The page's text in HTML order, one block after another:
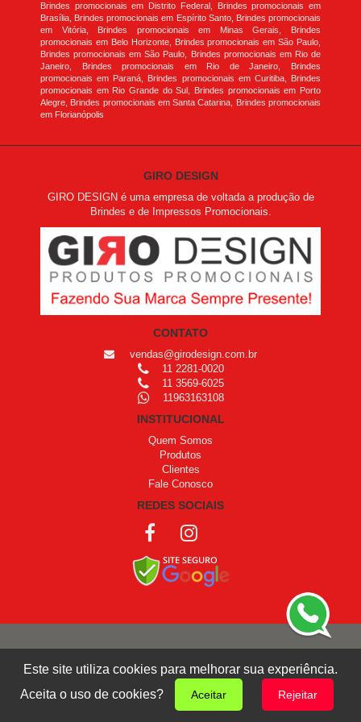
Brindes promocionais em Distrito Federal, Brindes promocionais em
Brasília, Brindes promocionais em Espírito Santo, Brindes promocionais
em Vitória, Brindes promocionais em Minas Gerais, Brindes
promocionais em Belo Horizonte, Brindes promocionais em São Paulo,
Brindes promocionais em São Paulo, Brindes promocionais em Rio de
Janeiro, Brindes promocionais em Rio de Janeiro, Brindes
promocionais em Paraná, Brindes promocionais em Curitiba, Brindes
promocionais em Rio Grande do Sul, Brindes promocionais em Porto
Alegre, Brindes promocionais em Santa Catarina, Brindes promocionais
em Florianópolis
GIRO DESIGN
GIRO DESIGN é uma empresa de voltada a produção de
Brindes e de Impressos Promocionais.
CONTATO
vendas@girodesign.com.br
11 2281-0020
11 3569-6025
11963163108
INSTITUCIONAL
Quem Somos
Produtos
Clientes
Fale Conosco
REDES SOCIAIS
Giro Design
Este site utiliza cookies para melhorar sua experiência.
Aceita o uso de cookies?
Aceitar Rejeitar